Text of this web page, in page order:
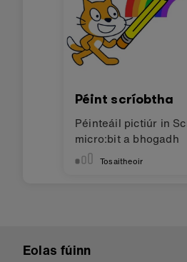
Péint scríobtha
Péinteáil pictiúr in
micro:bit a bhogadh
Tosaitheoir
Eolas fúinn